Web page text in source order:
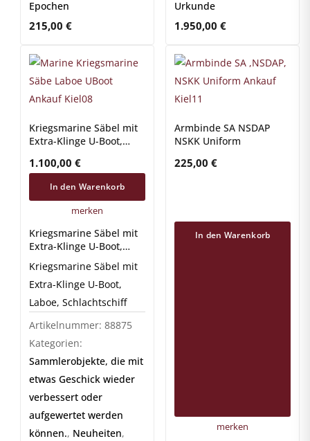
Epochen
215,00 €
Urkunde
1.950,00€
Kriegsmarine Säbel mit
Extra-Klinge U-Boot,
1.100,00 €
In den Warenkorb
merken
Kriegsmarine Säbel mit
Extra-Klinge U-Boot,
Kriegsmarine Säbel mit
Extra-Klinge U-Boot,
Laboe, Schlachtschiff
Artikelnummer: 88875
Kategorien:
Sammlerobjekte, die mit
etwas Geschick wieder
verbessert oder
aufgewertet werden
können., Neuheiten,
Armbinde SA NSDAP
NSKK Uniform
225,00€
In den Warenkorb
merken